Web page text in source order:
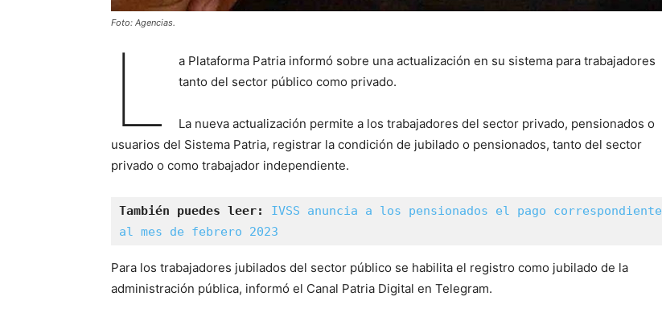
Foto: Agencias.
L
a Plataforma Patria informó sobre una actualización en su sistema para trabajadores
tanto del sector público como privado.
La nueva actualización permite a los trabajadores del sector privado, pensionados o
usuarios del Sistema Patria, registrar la condición de jubilado o pensionados, tanto del sector
privado o como trabajador independiente.
También puedes leer:
IVSS anuncia a los pensionados el pago correspondiente
al mes de febrero 2023
Para los trabajadores jubilados del sector público se habilita el registro como jubilado de la
administración pública, informó el Canal Patria Digital en Telegram.